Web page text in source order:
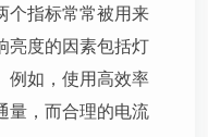
个指标常常被用来
亮度的因素包括灯
例如，使用高效率
量，而合理的电流